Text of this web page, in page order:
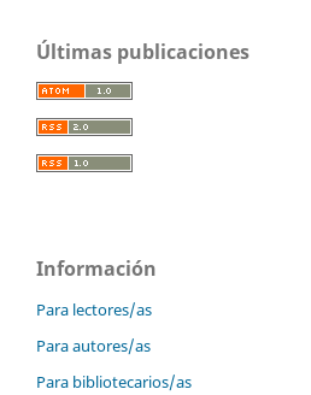
Últimas publicaciones
Información
Para lectores/as
Para autores/as
Para bibliotecarios/as